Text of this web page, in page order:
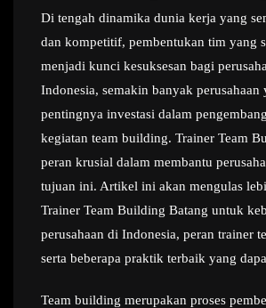
Di tengah dinamika dunia kerja yang
dan kompetitif, pembentukan tim yang
menjadi kunci kesuksesan bagi
Indonesia, semakin banyak perusahaan
pentingnya investasi dalam
kegiatan team building. Trainer Team
peran krusial dalam membantu
tujuan ini. Artikel ini akan mengulas
Trainer Team Building Batang untuk
perusahaan di Indonesia, peran trainer
serta beberapa praktik terbaik yang
Team building merupakan proses